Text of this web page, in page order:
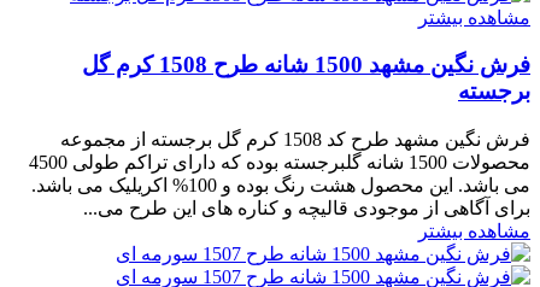
مشاهده بیشتر
فرش نگین مشهد 1500 شانه طرح 1508 کرم گل
برجسته
فرش نگین مشهد طرح کد 1508 کرم گل برجسته از مجموعه
محصولات 1500 شانه گلبرجسته بوده که دارای تراکم طولی 4500
می باشد. این محصول هشت رنگ بوده و 100% اکریلیک می باشد.
برای آگاهی از موجودی قالیچه و کناره های این طرح می...
مشاهده بیشتر